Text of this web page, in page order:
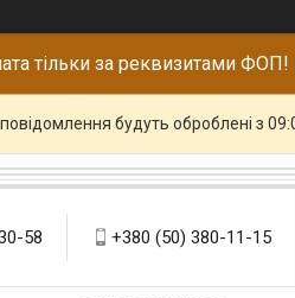
тільки за реквизитами ФОП!
будуть оброблені з
58 +380 (50) 380-11-15